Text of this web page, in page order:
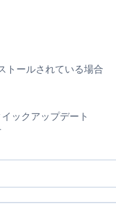
トールされている場合
ックアップデート